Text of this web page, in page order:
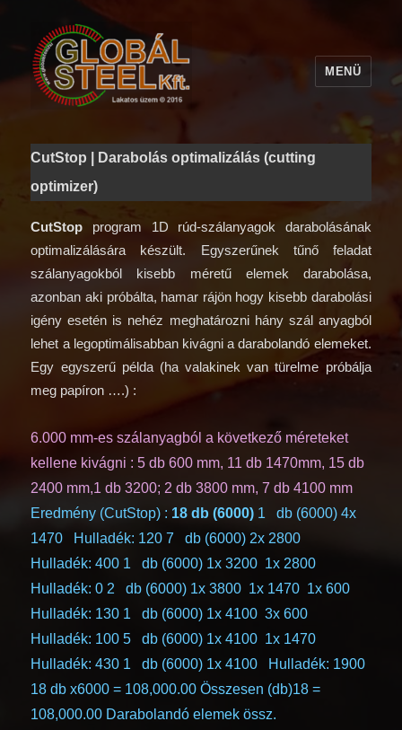
MENÜ
CutStop | Darabolás optimalizálás (cutting
optimizer)
CutStop program 1D rúd-szálanyagok darabolásának
optimalizálására készült. Egyszerűnek tűnő feladat
szálanyagokból kisebb méretű elemek darabolása,
azonban aki próbálta, hamar rájön hogy kisebb darabolási
igény esetén is nehéz meghatározni hány szál anyagból
lehet a legoptimálisabban kivágni a darabolandó elemeket.
Egy egyszerű példa (ha valakinek van türelme próbálja
meg papíron ….) :
6.000 mm-es szálanyagból a következő méreteket
kellene kivágni : 5 db 600 mm, 11 db 1470mm, 15 db
2400 mm,1 db 3200; 2 db 3800 mm, 7 db 4100 mm
Eredmény (CutStop) : 18 db (6000) 1 db (6000) 4x
1470 Hulladék: 120 7 db (6000) 2x 2800
Hulladék: 400 1 db (6000) 1x 3200 1x 2800
Hulladék: 0 2 db (6000) 1x 3800 1x 1470 1x 600
Hulladék: 130 1 db (6000) 1x 4100 3x 600
Hulladék: 100 5 db (6000) 1x 4100 1x 1470
Hulladék: 430 1 db (6000) 1x 4100 Hulladék: 1900
18 db x6000 = 108,000.00 Összesen (db)18 =
108,000.00 Darabolandó elemek össz.